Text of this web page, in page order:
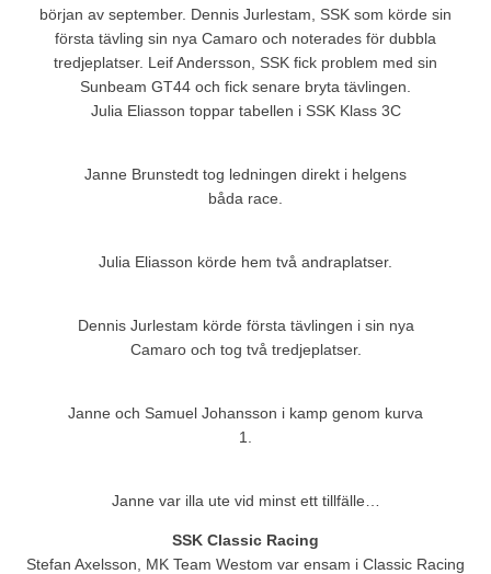
början av september. Dennis Jurlestam, SSK som körde sin
första tävling sin nya Camaro och noterades för dubbla
tredjeplatser. Leif Andersson, SSK fick problem med sin
Sunbeam GT44 och fick senare bryta tävlingen.
Julia Eliasson toppar tabellen i SSK Klass 3C
Janne Brunstedt tog ledningen direkt i helgens
båda race.
Julia Eliasson körde hem två andraplatser.
Dennis Jurlestam körde första tävlingen i sin nya
Camaro och tog två tredjeplatser.
Janne och Samuel Johansson i kamp genom kurva
1.
Janne var illa ute vid minst ett tillfälle…
SSK Classic Racing
Stefan Axelsson, MK Team Westom var ensam i Classic Racing